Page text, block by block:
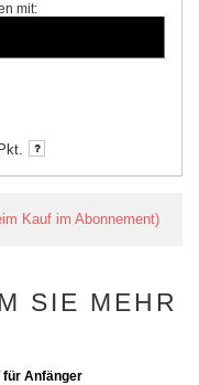
Kauf im Abonnement)
mit:
SIE MEHR
für Anfänger